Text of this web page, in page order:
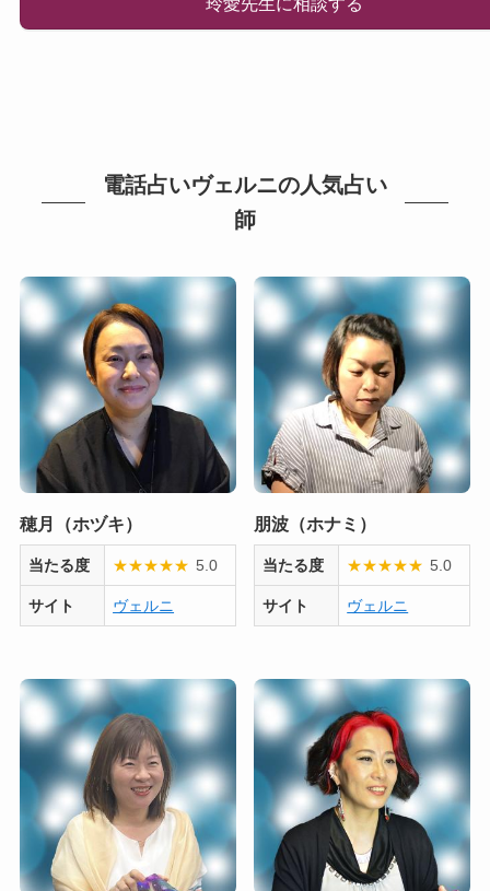
電話占いヴェルニの人気占い
師
穂月（ホヅキ）
当たる度 ★★★★★ 5.0
サイト ヴェルニ
朋波（ホナミ）
当たる度 ★★★★★ 5.0
サイト ヴェルニ